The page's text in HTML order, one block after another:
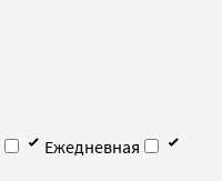
Ежедневная